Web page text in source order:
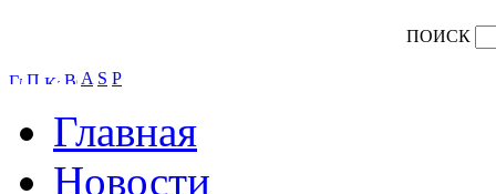
ПОИСК
A S P
Главная
Новости